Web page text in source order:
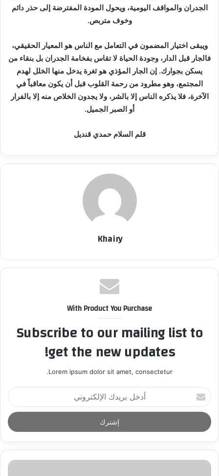
الجدران والمواقف اليومية، ويحول المودة المفترضة إلى حذر دائم
وخوف متربص.
ويبقى اختيار المضمون في التعامل مع الناس هو المعيار الحقيقي،
فالجار قبل الدار، وجودة الحياة لا تقاس بفخامة الجدران بل بنقاء من
يسكن بجوارك. إن الجار المؤذي هو ثغرة يدخل منها الخلل لهدم
المجتمع، وهو مطرود من رحمة القلوب قبل أن يكون معاقباً في
الآخرة، فلا يذكره الناس إلا بالشر، ولا يجدون الخلاص منه إلا بالفرار
أو الصبر الجميل.
قلم السلام حمدي قنديل
Khairy
With Product You Purchase
Subscribe to our mailing list to
get the new updates!
Lorem ipsum dolor sit amet, consectetur.
أ
د
خ
ل
ر
د